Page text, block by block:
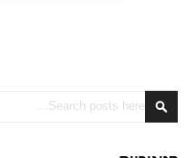
Search
Search